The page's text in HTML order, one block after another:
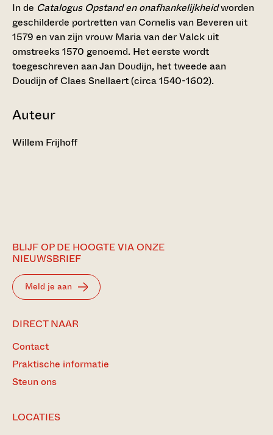
In de Catalogus Opstand en onafhankelijkheidworden
geschilderde portretten van Cornelis van Beveren uit
1579 en van zijn vrouw Maria van der Valck uit
omstreeks 1570 genoemd. Het eerste wordt
toegeschreven aan Jan Doudijn, het tweede aan
Doudijn of Claes Snellaert (circa 1540-1602).
Auteur
Willem Frijhoff
BLIJF OP DE HOOGTE VIA ONZE
NIEUWSBRIEF
Meld je aan
DIRECT NAAR
Contact
Praktische informatie
Steun ons
LOCATIES